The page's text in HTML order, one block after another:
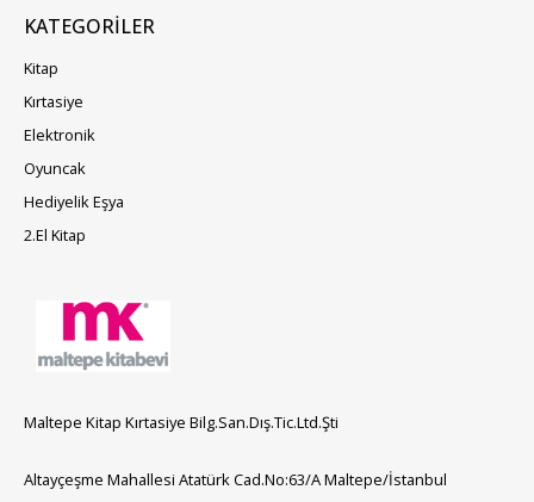
KATEGORILER
Kitap
Kırtasiye
Elektronik
Oyuncak
Hediyelik Eşya
2.El Kitap
Maltepe Kitap Kırtasiye Bilg.San.Dış.Tic.Ltd.Şti
Altayçeşme Mahallesi Atatürk Cad.No:63/A Maltepe/İstanbul